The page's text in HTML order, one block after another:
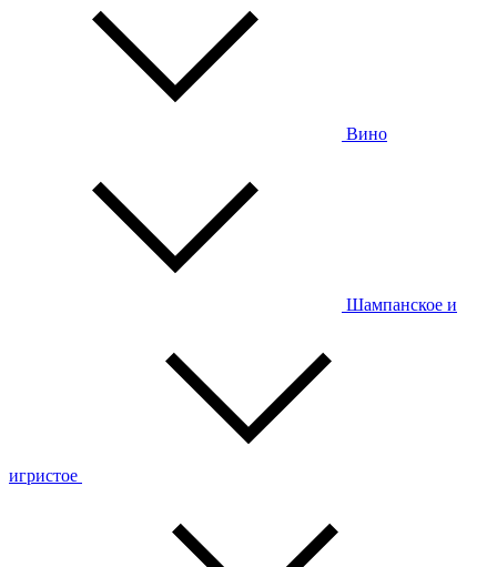
Вино
Шампанское и
игристое